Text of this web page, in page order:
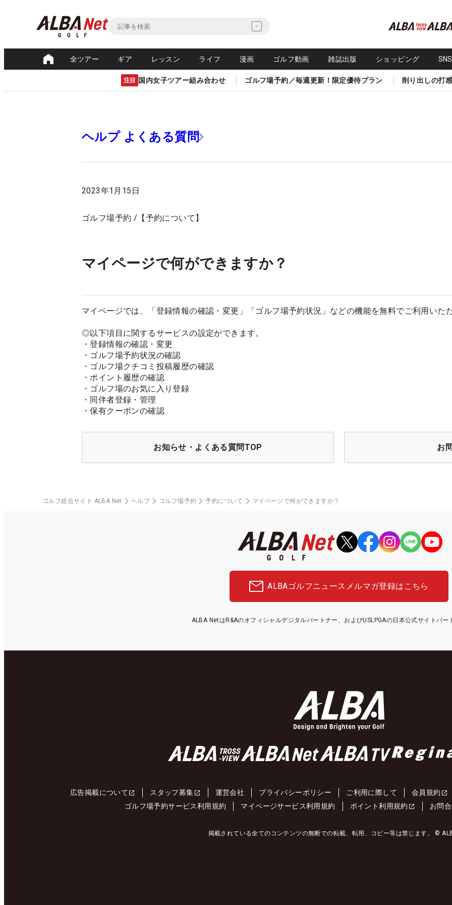
全ツアー ギア レッスン ライフ 漫画 ゴルフ動画 雑誌出版 ショッピング
注目 国内女子ツアー組み合わせ ゴルフ場予約／毎週更新！限定優待プラン 削り出しの打
ヘルプ よくある質問
2023年1月15日
ゴルフ場予約 /【予約について】
マイページで何ができますか？
マイページでは、「登録情報の確認・変更」「ゴルフ場予約状況」などの機能を無料でご利用いた
◎以下項目に関するサービスの設定ができます。
・登録情報の確認・変更
・ゴルフ場予約状況の確認
・ゴルフ場クチコミ投稿履歴の確認
・ポイント履歴の確認
・ゴルフ場のお気に入り登録
・同伴者登録・管理
・保有クーポンの確認
お知らせ・よくある質問TOP お
ゴルフ総合サイト ALBA Net ヘルプ ゴルフ場予約 予約について マイページで何ができますか？
ALBAゴルフニュース メルマガ登録はこちら
ALBA NetはR&Aのオフィシャルデジタルパートナー、およびUSLPGAの日本公式サイトパー
広告掲載について スタッフ募集 運営会社 プライバシーポリシー ご利用に際して 会員規約
ゴルフ場予約サービス利用規約
マイページサービス利用規約 ポイント利用規約 お問
掲載されている全てのコンテンツの無断での転載、転用、コピー等は禁じます。 ©